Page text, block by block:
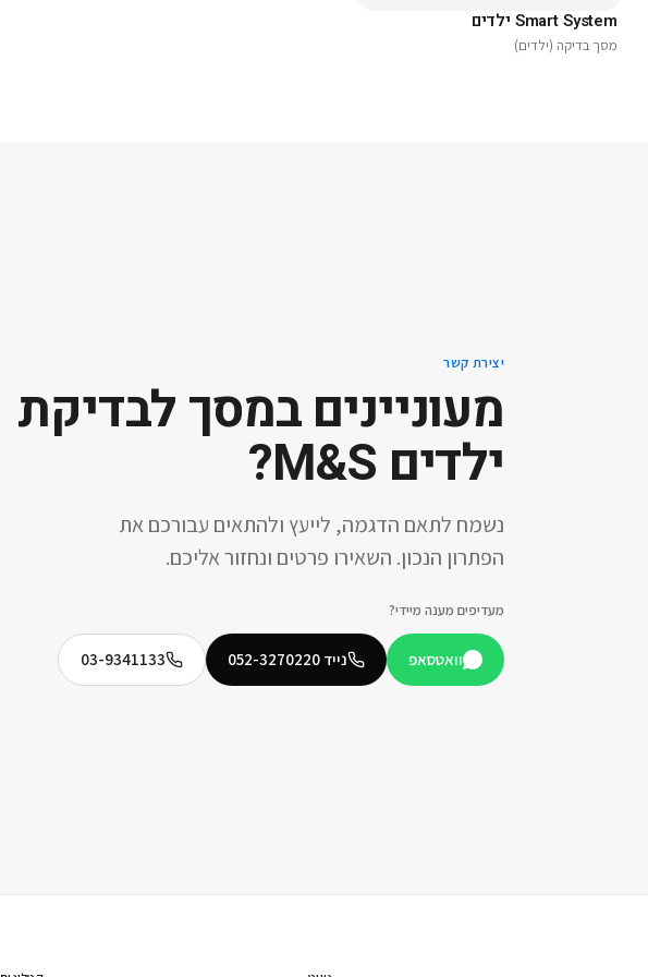
Smart System ילדים
מסך בדיקה (ילדים)
יצירת קשר
מעוניינים במסך לבדיקת
ילדים M&S ?
נשמח לתאם הדגמה, לייעץ ולהתאים עבורכם את
הפתרון הנכון. השאירו פרטים ונחזור אליכם.
מעדיפים מענה מיידי?
וואטסאפ נייד 052-3270220
03-9341133